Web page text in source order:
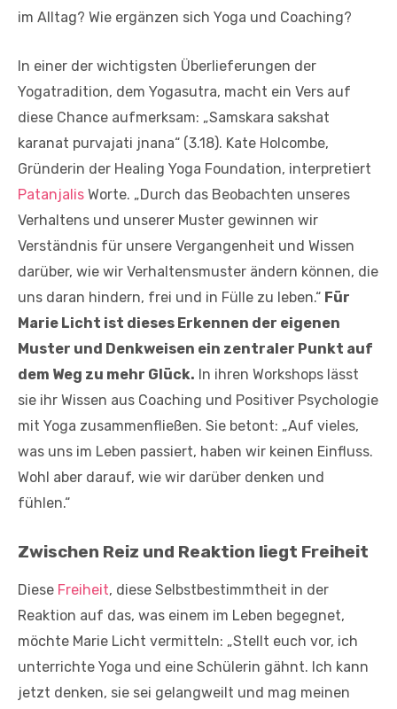
im Alltag? Wie ergänzen sich Yoga und Coaching?
In einer der wichtigsten Überlieferungen der
Yogatradition, dem Yogasutra, macht ein Vers auf
diese Chance aufmerksam: „Samskara sakshat
karanat purvajati jnana“ (3.18). Kate Holcombe,
Gründerin der Healing Yoga Foundation, interpretiert
Patanjalis Worte. „Durch das Beobachten unseres
Verhaltens und unserer Muster gewinnen wir
Verständnis für unsere Vergangenheit und Wissen
darüber, wie wir Verhaltensmuster ändern können, die
uns daran hindern, frei und in Fülle zu leben.“ Für
Marie Licht ist dieses Erkennen der eigenen
Muster und Denkweisen ein zentraler Punkt auf
dem Weg zu mehr Glück. In ihren Workshops lässt
sie ihr Wissen aus Coaching und Positiver Psychologie
mit Yoga zusammenfließen. Sie betont: „Auf vieles,
was uns im Leben passiert, haben wir keinen Einfluss.
Wohl aber darauf, wie wir darüber denken und
fühlen.“
Zwischen Reiz und Reaktion liegt Freiheit
Diese Freiheit, diese Selbstbestimmtheit in der
Reaktion auf das, was einem im Leben begegnet,
möchte Marie Licht vermitteln: „Stellt euch vor, ich
unterrichte Yoga und eine Schülerin gähnt. Ich kann
jetzt denken, sie sei gelangweilt und mag meinen